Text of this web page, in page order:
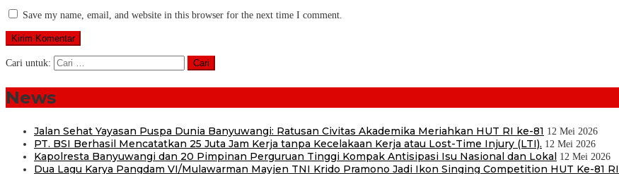
Save my name, email, and website in this browser for the next time I comment.
Cari untuk:
News
Jalan Sehat Yayasan Puspa Dunia Banyuwangi: Ratusan Civitas Akademika Meriahkan HUT RI ke-81 12 Mei 2026
PT. BSI Berhasil Mencatatkan 25 Juta Jam Kerja tanpa Kecelakaan Kerja atau Lost-Time Injury (LTI). 12 Mei 2026
Kapolresta Banyuwangi dan 20 Pimpinan Perguruan Tinggi Kompak Antisipasi Isu Nasional dan Lokal 12 Mei 2026
Dua Lagu Karya Pangdam VI/Mulawarman Mayjen TNI Krido Pramono Jadi Ikon Singing Competition HUT Ke-81 RI